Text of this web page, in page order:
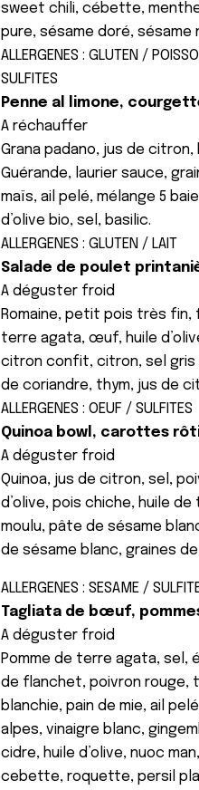
sweet chili, cébette,
pure, sésame doré, sésame
ALLERGENES : GLUTEN /
SULFITES
Penne al limone,
A réchauffer
Grana padano, jus de
Guérande, laurier sauce,
maïs, ail pelé, mélange 5
d’olive bio, sel, basilic.
ALLERGENES : GLUTEN / LAIT
Salade de poulet
A déguster froid
Romaine, petit pois très
terre agata, œuf, huile
citron confit, citron, sel gris
de coriandre, thym, jus de
ALLERGENES : OEUF / SULFITES
Quinoa bowl, carottes
A déguster froid
Quinoa, jus de citron, sel,
d’olive, pois chiche, huile
moulu, pâte de sésame
de sésame blanc, graines
ALLERGENES : SESAME /
Tagliata de bœuf,
A déguster froid
Pomme de terre agata, sel,
de flanchet, poivron rouge,
blanchie, pain de mie, ail
alpes, vinaigre blanc,
cidre, huile d’olive, nuoc
cebette, roquette, persil